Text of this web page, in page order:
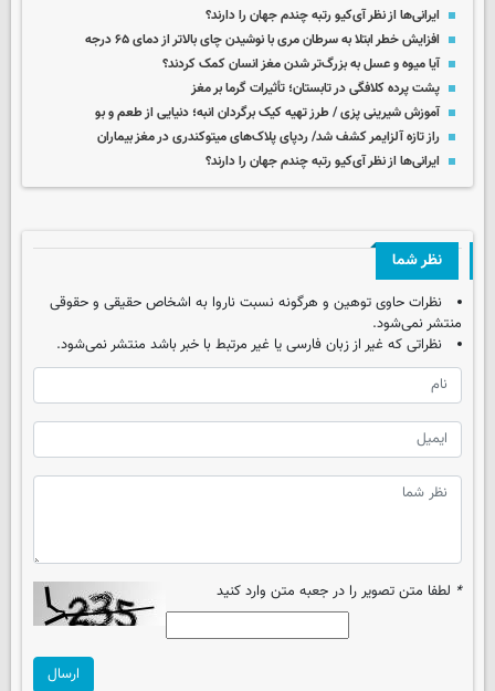
ایرانی‌ها از نظر آی‌کیو رتبه چندم جهان را دارند؟
افزایش خطر ابتلا به سرطان مری با نوشیدن چای بالاتر از دمای ۶۵ درجه
آیا میوه و عسل به بزرگ‌تر شدن مغز انسان کمک کردند؟
پشت پرده کلافگی در تابستان؛ تأثیرات گرما بر مغز
آموزش شیرینی پزی / طرز تهیه کیک برگردان انبه؛ دنیایی از طعم و بو
راز تازه آلزایمر کشف شد/ ردپای پلاک‌های میتوکندری در مغز بیماران
ایرانی‌ها از نظر آی‌کیو رتبه چندم جهان را دارند؟
نظر شما
نظرات حاوی توهین و هرگونه نسبت ناروا به اشخاص حقیقی و حقوقی
منتشر نمی‌شود.
نظراتی که غیر از زبان فارسی یا غیر مرتبط با خبر باشد منتشر نمی‌شود.
* لطفا متن تصویر را در جعبه متن وارد کنید
ارسال